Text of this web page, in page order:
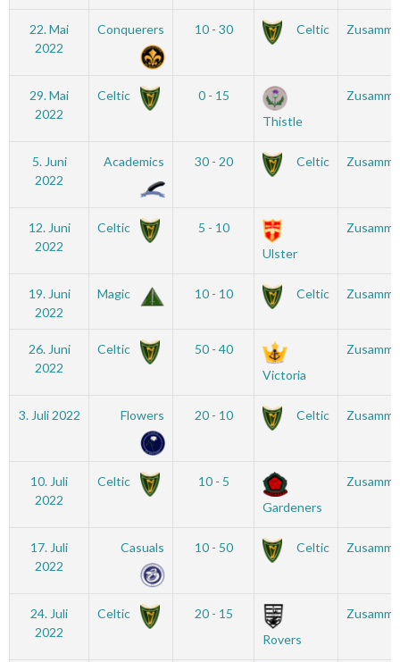
22. Mai
2022
Conquerers 10 - 30 Celtic
29. Mai
2022
Celtic
0 - 15
Thistle
5. Juni
2022
Academics 30 - 20 Celtic
12. Juni
2022
Celtic
5 - 10
Ulster
19. Juni
2022
Magic 10 - 10 Celtic
26. Juni
2022
Celtic
50 - 40
Victoria
3. Juli 2022 Flowers 20 - 10 Celtic
10. Juli
2022
Celtic
10 - 5
Gardeners
17. Juli
2022
Casuals 10 - 50 Celtic
24. Juli
2022
Celtic
20 - 15
Rovers